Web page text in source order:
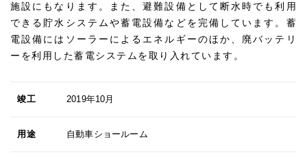
施設にもなります。また、避難設備として断水時でも利用
できる貯水システムや蓄電設備などを完備しています。蓄
電設備にはソーラーによるエネルギーのほか、廃バッテリ
ーを利用した蓄電システムを取り入れています。
竣工 2019年10月
用途 自動車ショールーム